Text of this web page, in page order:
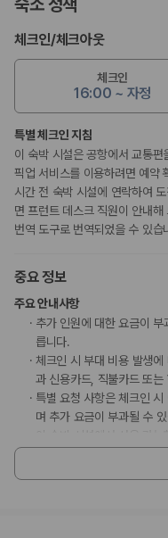
숙소 정책
체크인/체크아웃
체크인
16:00 ~ 자정
특별 체크인 지침
이 숙박 시설은 공항에서 교통
픽업 서비스를 이용하려면 예약
시간 전 숙박 시설에 연락하여
면 프런트 데스크 직원이 안내
번역 도구로 번역되었을 수 있습
중요 정보
주요 안내사항
추가 인원에 대한 요금이
릅니다.
체크인 시 부대 비용 발생
과 신용카드, 직불카드 또
특별 요청 사항은 체크인
며 추가 요금이 부과될 수
이 숙박 시설은 안전을 위